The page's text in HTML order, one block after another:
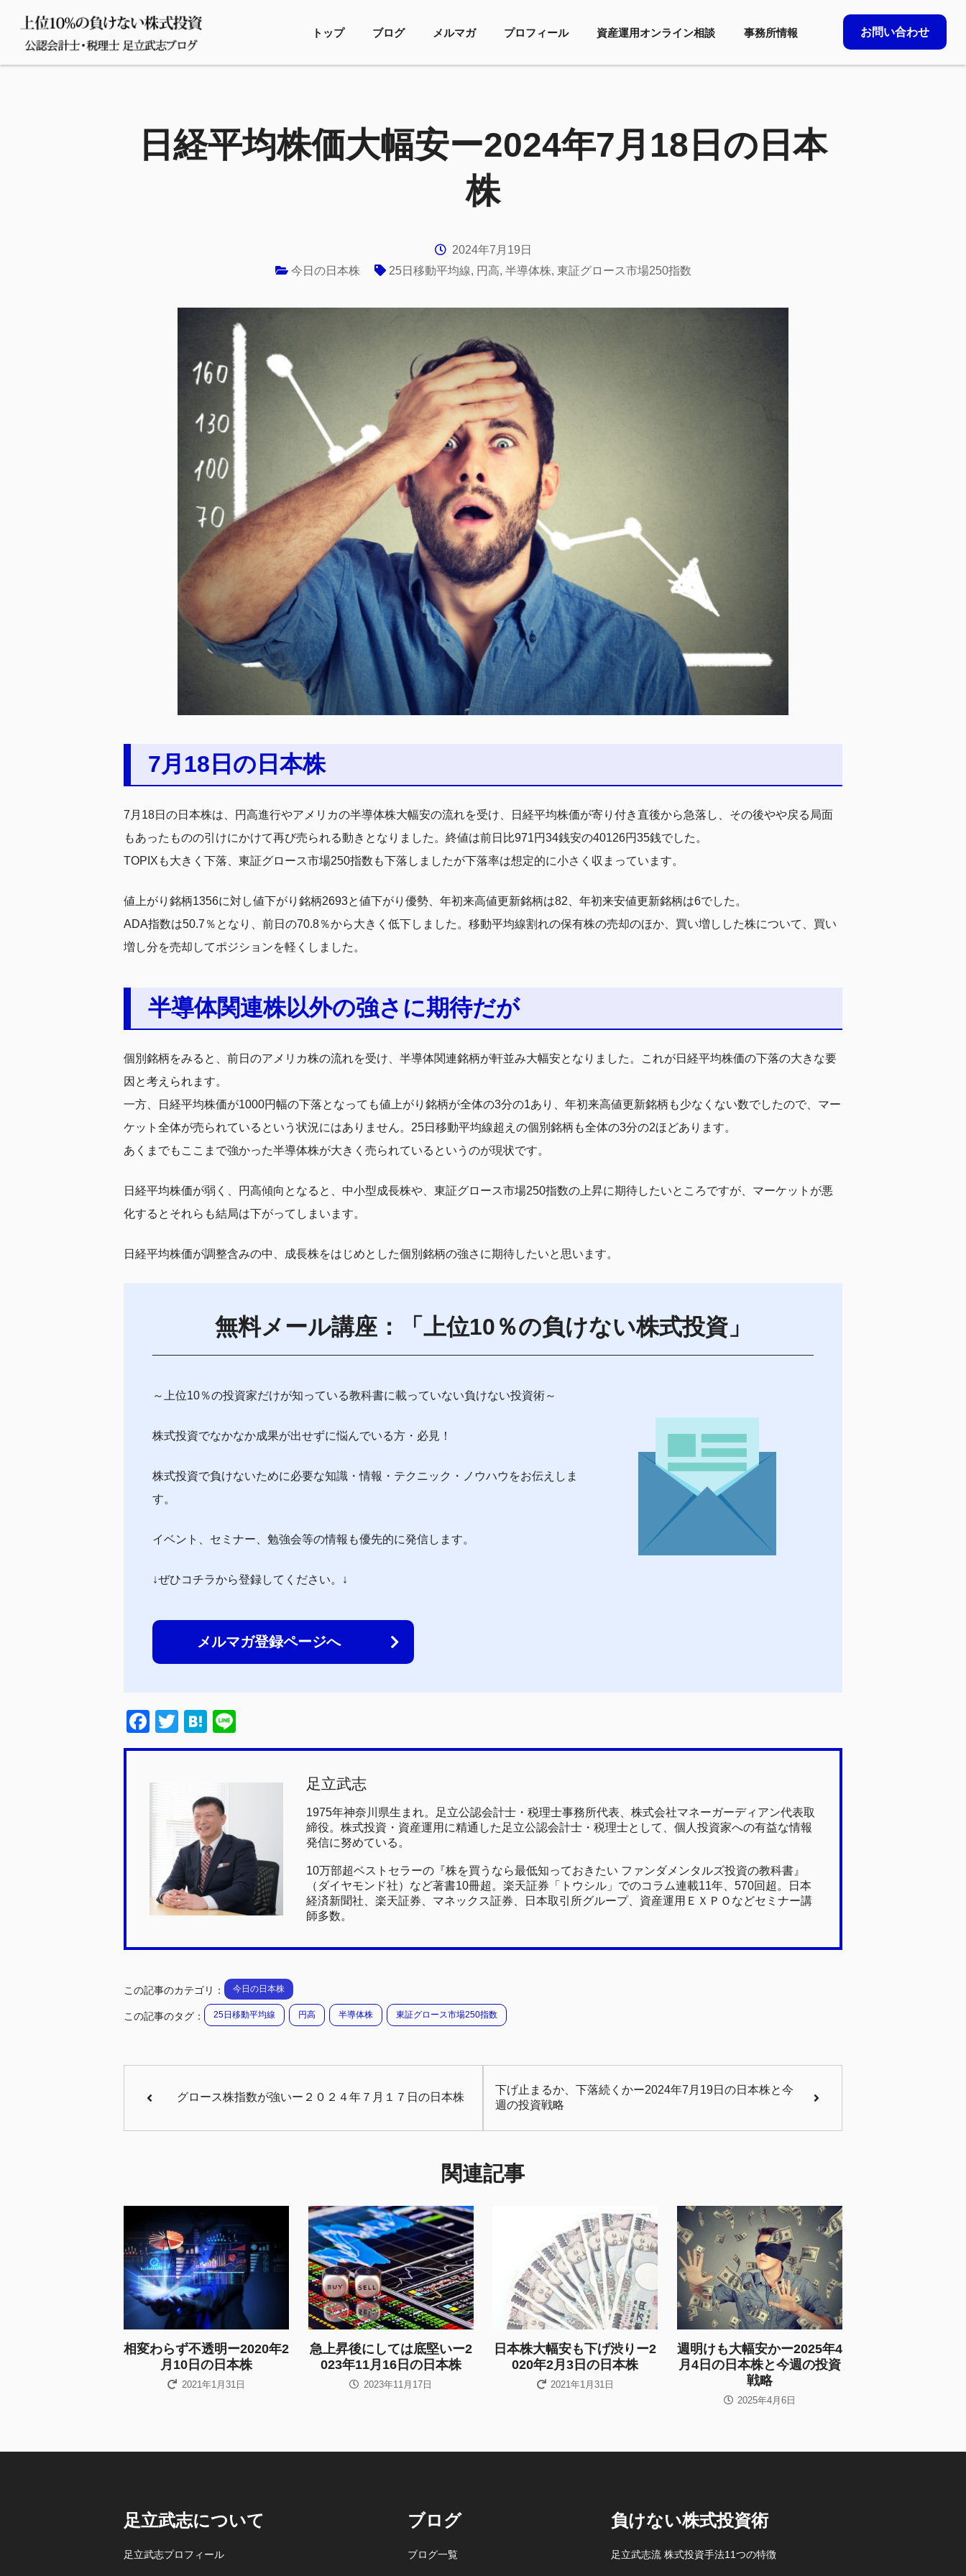
トップ ブログ メルマガ プロフィール 資産運用オンライン相談 事務所情報 お問い合わせ
日経平均株価大幅安ー2024年7月18日の日本
株
2024年7月19日
今日の日本株
25日移動平均線, 円高, 半導体株, 東証グロース市場250指数
7月18日の日本株
7月18日の日本株は、円高進行やアメリカの半導体株大幅安の流れを受け、日経平均株価が寄り付き直後から急落し、その後やや戻る局面
もあったものの引けにかけて再び売られる動きとなりました。終値は前日比971円34銭安の40126円35銭でした。
TOPIXも大きく下落、東証グロース市場250指数も下落しましたが下落率は想定的に小さく収まっています。
値上がり銘柄1356に対し値下がり銘柄2693と値下がり優勢、年初来高値更新銘柄は82、年初来安値更新銘柄は6でした。
ADA指数は50.7％となり、前日の70.8％から大きく低下しました。移動平均線割れの保有株の売却のほか、買い増しした株について、買い
増し分を売却してポジションを軽くしました。
半導体関連株以外の強さに期待だが
個別銘柄をみると、前日のアメリカ株の流れを受け、半導体関連銘柄が軒並み大幅安となりました。これが日経平均株価の下落の大きな要
因と考えられます。
一方、日経平均株価が1000円幅の下落となっても値上がり銘柄が全体の3分の1あり、年初来高値更新銘柄も少なくない数でしたので、マー
ケット全体が売られているという状況にはありません。25日移動平均線超えの個別銘柄も全体の3分の2ほどあります。
あくまでもここまで強かった半導体株が大きく売られているというのが現状です。
日経平均株価が弱く、円高傾向となると、中小型成長株や、東証グロース市場250指数の上昇に期待したいところですが、マーケットが悪
化するとそれらも結局は下がってしまいます。
日経平均株価が調整含みの中、成長株をはじめとした個別銘柄の強さに期待したいと思います。
無料メール講座：「上位10％の負けない株式投資」
～上位10％の投資家だけが知っている教科書に載っていない負けない投資術～
株式投資でなかなか成果が出せずに悩んでいる方・必見！
株式投資で負けないために必要な知識・情報・テクニック・ノウハウをお伝えしま
す。
イベント、セミナー、勉強会等の情報も優先的に発信します。
↓ぜひコチラから登録してください。↓
メルマガ登録ページへ
F
a
e
b
o
o
k
T
wi
H
at
n
a
n
足立武志
1975年神奈川県生まれ。足立公認会計士・税理士事務所代表、株式会社マネーガーディアン代表取
締役。株式投資・資産運用に精通した足立公認会計士・税理士として、個人投資家への有益な情報
発信に努めている。
10万部超ベストセラーの『株を買うなら最低知っておきたい ファンダメンタルズ投資の教科書』
（ダイヤモンド社）など著書10冊超。楽天証券「トウシル」でのコラム連載11年、570回超。日本
経済新聞社、楽天証券、マネックス証券、日本取引所グループ、資産運用ＥＸＰＯなどセミナー講
師多数。
この記事のカテゴリ： 今日の日本株
この記事のタグ： 25日移動平均線 円高 半導体株 東証グロース市場250指数
グロース株指数が強いー２０２４年７月１７日の日本株
下げ止まるか、下落続くかー2024年7月19日の日本株と今
週の投資戦略
関連記事
相変わらず不透明ー2020年2
月10日の日本株
2021年1月31日
急上昇後にしては底堅いー2
023年11月16日の日本株
2023年11月17日
日本株大幅安も下げ渋りー2
020年2月3日の日本株
2021年1月31日
週明けも大幅安かー2025年4
月4日の日本株と今週の投資
戦略
2025年4月6日
足立武志について
足立武志プロフィール
ブログ
ブログ一覧
負けない株式投資術
足立武志流 株式投資手法11つの特徴